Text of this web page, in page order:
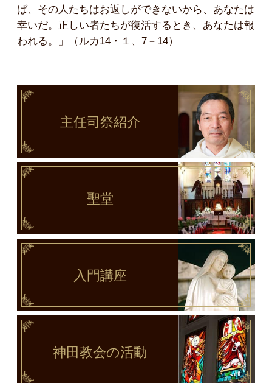
ば、その人たちはお返しができないから、あなたは
幸いだ。正しい者たちが復活するとき、あなたは報
われる。」（ルカ14・１、7－14）
主任司祭紹介
聖堂
入門講座
神田教会の活動